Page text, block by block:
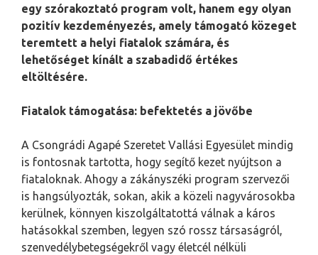
egy szórakoztató program volt, hanem egy olyan
pozitív kezdeményezés, amely támogató közeget
teremtett a helyi fiatalok számára, és
lehetőséget kínált a szabadidő értékes
eltöltésére.
Fiatalok támogatása: befektetés a jövőbe
A Csongrádi Agapé Szeretet Vallási Egyesület mindig
is fontosnak tartotta, hogy segítő kezet nyújtson a
fiataloknak. Ahogy a zákányszéki program szervezői
is hangsúlyozták, sokan, akik a közeli nagyvárosokba
kerülnek, könnyen kiszolgáltatottá válnak a káros
hatásokkal szemben, legyen szó rossz társaságról,
szenvedélybetegségekről vagy életcél nélküli